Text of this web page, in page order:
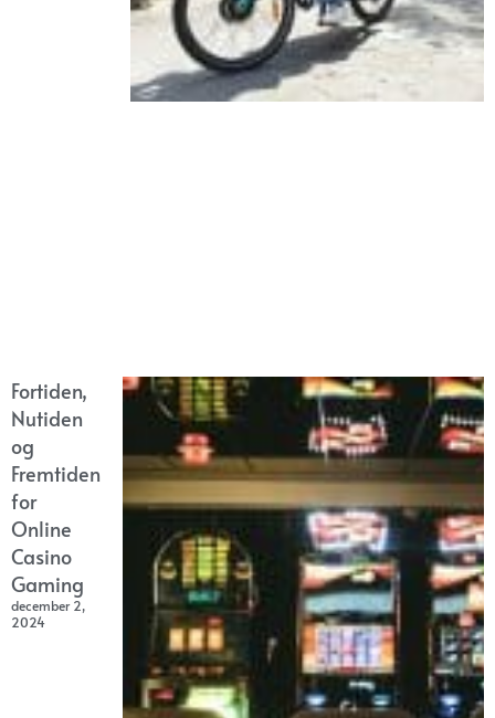
Fortiden,
Nutiden
og
Fremtiden
for
Online
Casino
Gaming
december 2,
2024